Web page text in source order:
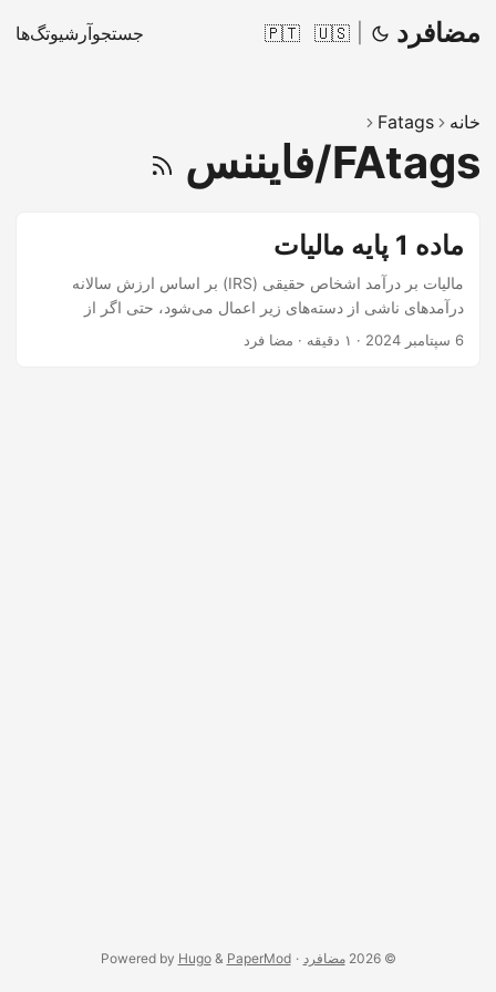
مضافرد 🇺🇸
🇵🇹 جستجوآرشیوتگ‌ها
خانه Fatags
FAtags/فایننس
ماده 1 پایه مالیات
مالیات بر درآمد اشخاص حقیقی (IRS) بر اساس ارزش سالانه
درآمدهای ناشی از دسته‌های زیر اعمال می‌شود، حتی اگر از
فعالیت‌های غیرقانونی به‌دست آمده باشد، پس از اعمال کسرها و
6 سپتامبر 2024 · ۱ دقیقه · مضا فرد
© 2026 مضافرد ·
Powered by Hugo& PaperMod